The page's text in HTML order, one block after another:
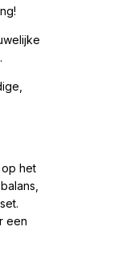
op het
een